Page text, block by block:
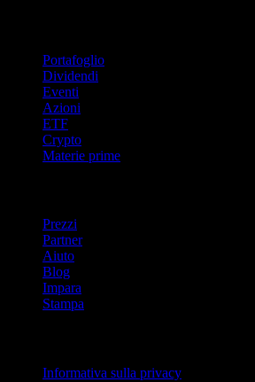
Portafoglio
Dividendi
Eventi
Azioni
ETF
Crypto
Materie prime
Prezzi
Partner
Aiuto
Blog
Impara
Stampa
Informativa sulla privacy